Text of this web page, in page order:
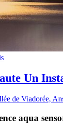
Un
de Viadorée,
aqua